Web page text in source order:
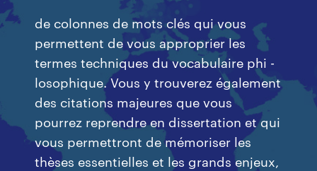
de colonnes de mots clés qui vous
permettent de vous approprier les
termes techniques du vocabulaire phi -
losophique. Vous y trouverez également
des citations majeures que vous
pourrez reprendre en dissertation et qui
vous permettront de mémoriser les
thèses essentielles et les grands enjeux,